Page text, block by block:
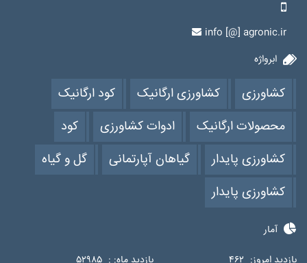
info [@] agronic.ir
ابرواژه
کشاورزی کشاورزی ارگانیک
کود ارگانیک
محصولات ارگانیک
ادوات کشاورزی
کود
کشاورزی پایدار
گیاهان آپارتمانی
گل و گیاه
کشاورزی پایدار
آمار